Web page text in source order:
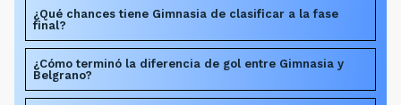
¿Qué chances tiene Gimnasia de clasificar a la fase
final?
¿Cómo terminó la diferencia de gol entre Gimnasia y
Belgrano?